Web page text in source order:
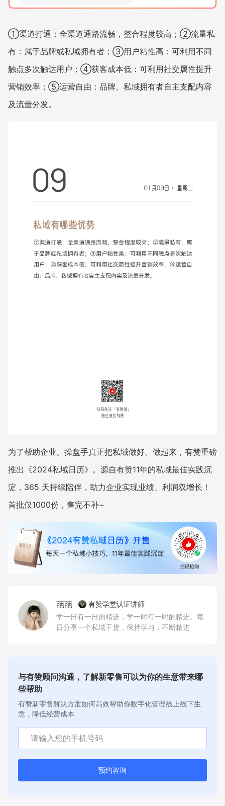
新零售资讯
培训课程
合作共进
有赞云 数据通服务
①渠道打通：全渠道通路流畅，整合程度较高；②流量私
有：属于品牌或私域拥有者；③用户粘性高：可利用不同
触点多次触达用户；④获客成本低：可利用社交属性提升
营销效率；⑤运营自由：品牌、私域拥有者自主支配内容
及流量分发。
为了帮助企业、操盘手真正把私域做好、做起来，有赞重磅
推出《2024私域日历》。源自有赞11年的私域最佳实践沉
淀，365 天持续陪伴，助力企业实现业绩、利润双增长！
首批仅1000份，售完不补~
葩葩
有赞学堂认证讲师
学一日有一日的精进，学一时有一时的精进。每
日分享一个私域干货，保持学习，不断精进
与有赞顾问沟通，了解新零售可以为你的生意带来哪
些帮助
有赞新零售解决方案如何高效帮助你数字化管理线上线下生
意，降低经营成本
预约咨询